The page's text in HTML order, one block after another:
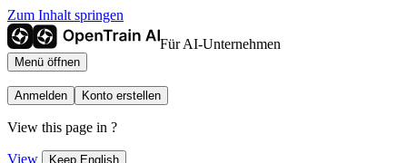
Zum Inhalt springen
Für AI-Unternehmen
Menü öffnen
Anmelden Konto erstellen
View this page in ?
View Keep English